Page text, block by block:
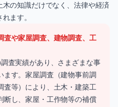
の知識だけでなく、法律や経済
ます。
査や家屋調査、建物調査、工
査実績があり、さまざまな事
ます。家屋調査（建物事前調
査等）により、土木・建築工
断し、家屋・工作物等の補償